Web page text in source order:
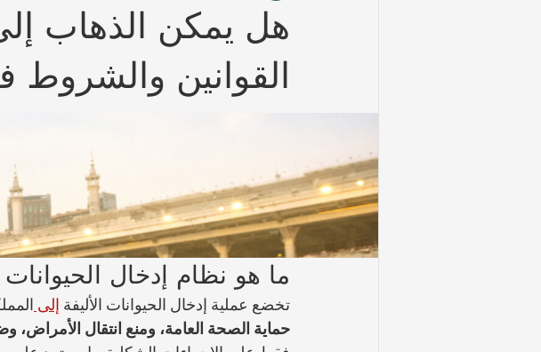
هل يمكن الذهاب
القوانين والشروط
ما هو نظام إدخال
تخضع عملية إدخال الحيوانات الأليفة إلى
حماية الصحة العامة، ومنع انتقال الأمراض،